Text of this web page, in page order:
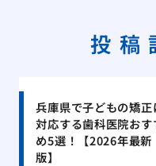
投稿
兵庫県で子どもの矯正
対応する歯科医院おす
め5選！【2026年最新
版】